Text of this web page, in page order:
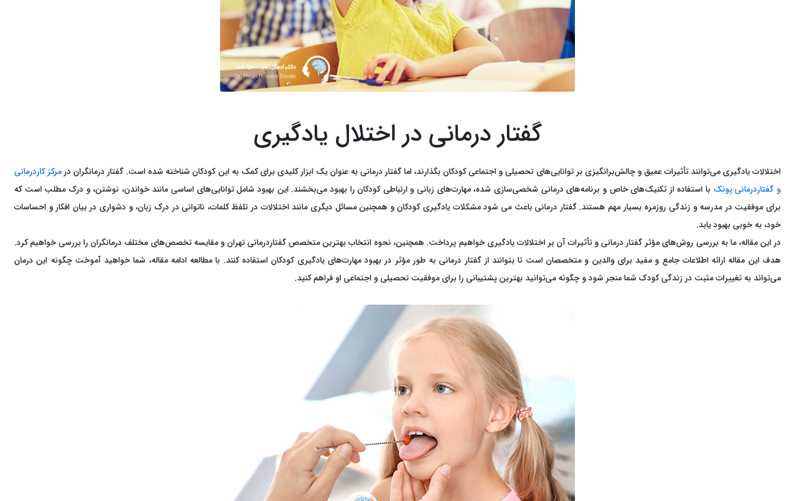
گفتار درمانی در اختلال یادگیری
اختلالات یادگیری می‌توانند تأثیرات عمیق و چالش‌برانگیزی بر توانایی‌های تحصیلی و اجتماعی کودکان بگذارند، اما گفتار درمانی به عنوان یک ابزار کلیدی برای کمک به این کودکان شناخته شده است. گفتار درمانگران در مرکز کاردرمانی
و گفتاردرمانی پونک با استفاده از تکنیک‌های خاص و برنامه‌های درمانی شخصی‌سازی شده، مهارت‌های زبانی و ارتباطی کودکان را بهبود می‌بخشند. این بهبود شامل توانایی‌های اساسی مانند خواندن، نوشتن، و درک مطلب است که
برای موفقیت در مدرسه و زندگی روزمره بسیار مهم هستند. گفتار درمانی باعث می شود مشکلات یادگیری کودکان و همچنین مسائل دیگری مانند اختلالات در تلفظ کلمات، ناتوانی در درک زبان، و دشواری در بیان افکار و احساسات
خود، به خوبی بهبود یابد.
در این مقاله، ما به بررسی روش‌های مؤثر گفتار درمانی و تأثیرات آن بر اختلالات یادگیری خواهیم پرداخت. همچنین، نحوه انتخاب بهترین متخصص گفتاردرمانی تهران و مقایسه تخصص‌های مختلف درمانگران را بررسی خواهیم کرد.
هدف این مقاله ارائه اطلاعات جامع و مفید برای والدین و متخصصان است تا بتوانند از گفتار درمانی به طور مؤثر در بهبود مهارت‌های یادگیری کودکان استفاده کنند. با مطالعه ادامه مقاله، شما خواهید آموخت چگونه این درمان
می‌تواند به تغییرات مثبت در زندگی کودک شما منجر شود و چگونه می‌توانید بهترین پشتیبانی را برای موفقیت تحصیلی و اجتماعی او فراهم کنید.